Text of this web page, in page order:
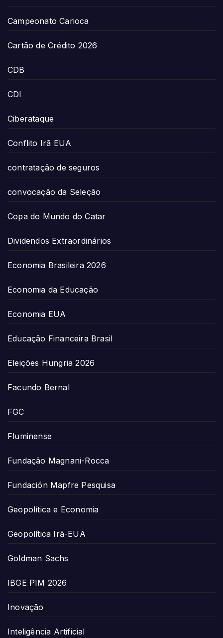
Campeonato Carioca
Cartão de Crédito 2026
CDB
CDI
Ciberataque
Conflito Irã EUA
contratação de seguros
convocação da Seleção
Copa do Mundo do Catar
Dividendos Extraordinários
Economia Brasileira 2026
Economia da Educação
Economia EUA
Educação Financeira Brasil
Eleições Hungria 2026
Facundo Bernal
FGC
Fluminense
Fundação Magnani-Rocca
Fundación Mapfre Pesquisa
Geopolítica e Economia
Geopolítica Irã-EUA
Goldman Sachs
IBGE PIM 2026
Inovação
Inteligência Artificial